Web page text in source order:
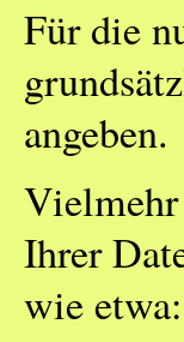
Für die
angeben.
Ihrer
wie etwa: